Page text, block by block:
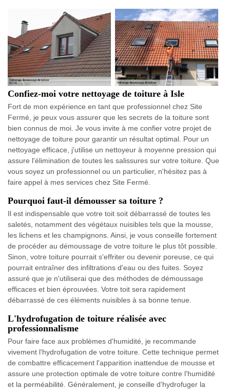
Confiez-moi votre nettoyage de toiture à Isle
Fort de mon expérience en tant que professionnel chez Site
Fermé, je peux vous assurer que les secrets de la toiture sont
bien connus de moi. Je vous invite à me confier votre projet de
nettoyage de toiture pour garantir un résultat optimal. Pour un
nettoyage efficace, j'utilise un nettoyeur à moyenne pression qui
assure l'élimination de toutes les salissures sur votre toiture. Que
vous soyez un professionnel ou un particulier, n'hésitez pas à
faire appel à mes services chez Site Fermé.
Pourquoi faut-il démousser sa toiture ?
Il est indispensable que votre toit soit débarrassé de toutes les
saletés, notamment des végétaux nuisibles tels que la mousse,
les lichens et les champignons. Ainsi, je vous conseille fortement
de procéder au démoussage de votre toiture le plus tôt possible.
Sinon, votre toiture pourrait s'effriter ou devenir poreuse, ce qui
pourrait entraîner des infiltrations d'eau ou des fuites. Soyez
assuré que je n'utiliserai que des méthodes de démoussage
efficaces et bien éprouvées. Votre toit sera rapidement
débarrassé de ces éléments nuisibles à sa bonne tenue.
L'hydrofugation de toiture réalisée avec
professionnalisme
Pour faire face aux problèmes d'humidité, je recommande
vivement l'hydrofugation de votre toiture. Cette technique permet
de combattre efficacement l'apparition inattendue de mousse et
assure une protection optimale de votre toiture contre l'humidité
et la perméabilité. Généralement, je conseille d'hydrofuger la